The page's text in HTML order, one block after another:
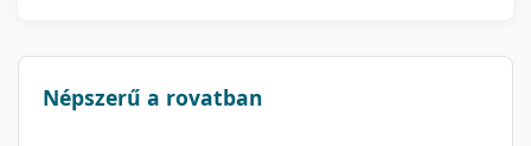
Népszerű a rovatban